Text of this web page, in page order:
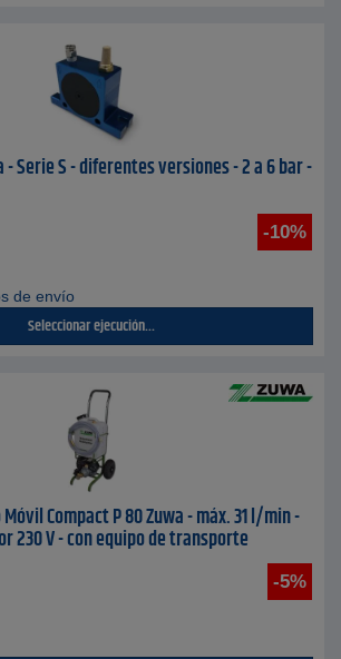
Serie S - diferentes versiones - 2 a 6 bar -
-10%
de envío
Seleccionar ejecución...
Compact P 80 Zuwa - máx. 31 l/min -
230 V - con equipo de transporte
-5%